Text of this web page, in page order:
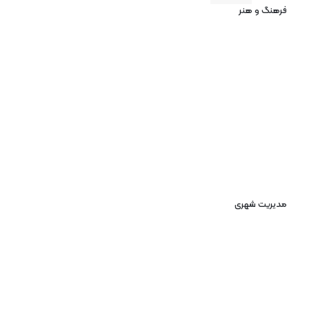
فرهنگ و هنر
مدیریت شهری